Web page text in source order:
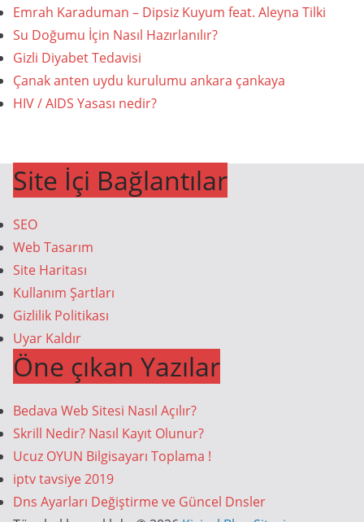
Emrah Karaduman – Dipsiz Kuyum feat. Aleyna Tilki
Su Doğumu İçin Nasıl Hazırlanılır?
Gizli Diyabet Tedavisi
Çanak anten uydu kurulumu ankara çankaya
HIV / AIDS Yasası nedir?
Site İçi Bağlantılar
SEO
Web Tasarım
Site Haritası
Kullanım Şartları
Gizlilik Politikası
Uyar Kaldır
Öne çıkan Yazılar
Bedava Web Sitesi Nasıl Açılır?
Skrill Nedir? Nasıl Kayıt Olunur?
Ucuz OYUN Bilgisayarı Toplama !
iptv tavsiye 2019
Dns Ayarları Değiştirme ve Güncel Dnsler